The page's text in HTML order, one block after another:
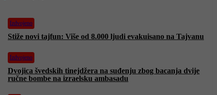
Izdvojeno
Stiže novi tajfun: Više od 8.000 ljudi evakuisano na Tajvanu
Izdvojeno
Dvojica švedskih tinejdžera na suđenju zbog bacanja dvije
ručne bombe na izraelsku ambasadu